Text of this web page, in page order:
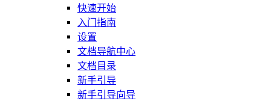
快速开始
入门指南
设置
文档导航中心
文档目录
新手引导
新手引导向导